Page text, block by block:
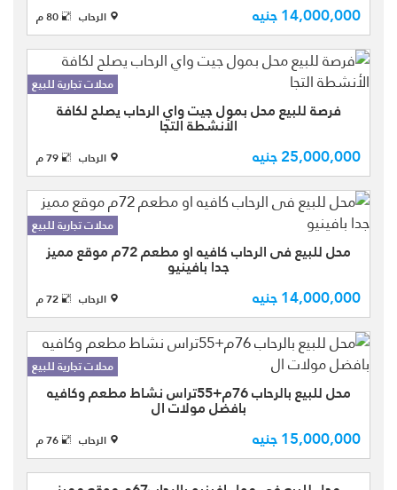
فرصه محل للبيع بالرحاب بافضل مولات
الرحاب افنيو مول يوجد بالمول جميع
البرندات العالميه والمحليه مساحه 81م
المحل على الطوب تسليم الشركة موقع
متميز جدا ناصية امام الس ...
14,000,000 جنيه الرحاب 80 م
الدور الأرضي مساحة 79 متر يصلح لجميع
الأنشطة التجارية بمول جيت واي مطلوب
جنيه ويوجد تفاوض بسيط فيح حالة الجدية
المول يعتبر علامة مم ...
محلات تجارية للبيع
فرصة للبيع محل بمول جيت واي الرحاب يصلح لكافة
الأنشطة التجا
25,000,000 جنيه الرحاب 79 م
محل للبيع فى الرحاب "" فرصة أستثمارية
كبيرة امتلك محل فى أفينيو مول نشاط
كافيه او مطعم بمساحة 72م + تراس
بمساحة 61م موقع مميز جدا افينيو مول
و المول يخدم منطقة سكاني ...
محلات تجارية للبيع
محل للبيع فى الرحاب كافيه او مطعم 72م موقع مميز
جدا بافينيو
14,000,000 جنيه الرحاب 72 م
محل للبيع بالرحاب 76م+55تراس نشاط
مطعم وكافيه بافضل مولات الرحاب افنيو
مول موقع متميز بجوار الاسانسير
والسلم الكهرباء يطل علي النافوره
محلات تجارية للبيع
محل للبيع بالرحاب 76م+55تراس نشاط مطعم وكافيه
بافضل مولات ال
15,000,000 جنيه الرحاب 76 م
محلات تجارية للبيع